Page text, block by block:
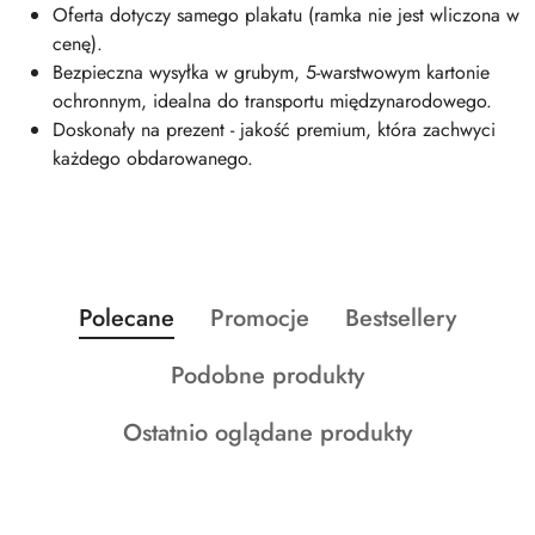
Oferta dotyczy samego plakatu (ramka nie jest wliczona w
cenę).
Bezpieczna wysyłka w grubym, 5-warstwowym kartonie
ochronnym, idealna do transportu międzynarodowego.
Doskonały na prezent - jakość premium, która zachwyci
każdego obdarowanego.
Pomiń karuzelę produktów
Produkty
o
Polecane
Produkty
statusie:
Promocje
Produkty
statusie:
Bestsellery
Produkty
statusie:
Podobne produkty
Produkty
Ostatnio oglądane produkty